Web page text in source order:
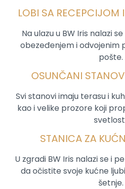
LOBI SA RECEPCIJOM
Na ulazu u BW Iris nalazi
obezeđenjem i odvojenim
pošte.
OSUNČANI
Svi stanovi imaju terasu i
kao i velike prozore koji
STANICA ZA
U zgradi BW Iris nalazi se i
da očistite svoje kućne
šetnje.